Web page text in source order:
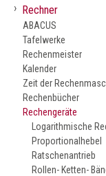
› Rechner
ABACUS
Tafelwerke
Rechenmeister
Kalender
Zeit der
Rechenbücher
Rechengeräte
Logarithmische
Proportionalhebel
Ratschenantrieb
Rollen- Ketten-